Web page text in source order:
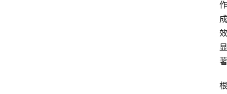
作
成
效
显
著
根